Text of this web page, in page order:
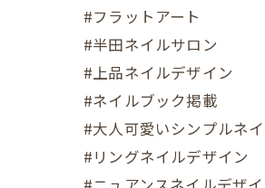
#フラットアート
#半田ネイルサロン
#上品ネイルデザイン
#ネイルブック掲載
#大人可愛いシンプルネ
#リングネイルデザイン